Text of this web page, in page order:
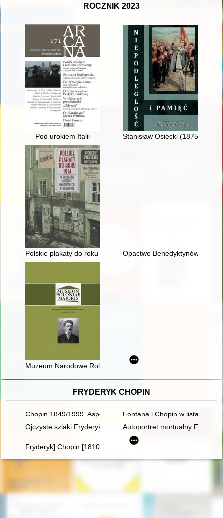
ROCZNIK 2023
Pod urokiem Italii Stanisław Osiecki (1875-
Polskie plakaty do roku 1914 w zbiorach Muzeum
Opactwo Benedyktynów w
Muzeum Narodowe Rolnictwa i Przemysłu Rolno-
FRYDERYK CHOPIN
Chopin 1849/1999. Aspekte der Rezeptions- und
Fontana i Chopin w listach
Ojczyste szlaki Fryderyka ChopinaAutoportret mortualny
Fryderyk] Chopin [1810-1849] i George Sand [1804-1876]